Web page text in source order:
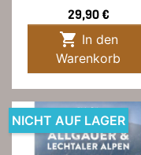
Preis
29,90 €

Warenkorb
NICHT AUF LAGER